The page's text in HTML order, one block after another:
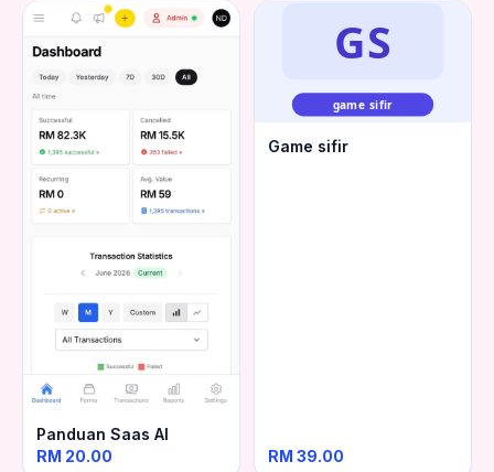
Panduan Saas AI
RM 20.00
GS
game sifir
Game sifir
RM 39.00